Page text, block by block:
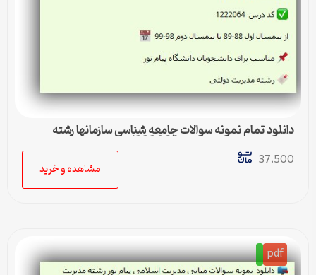
دانلود تمام نمونه سوالات جامعه شناسی سازمانها رشته
مدیریت دولتی پیام نور کد 1222064
37,500
مشاهده و خرید
pdf